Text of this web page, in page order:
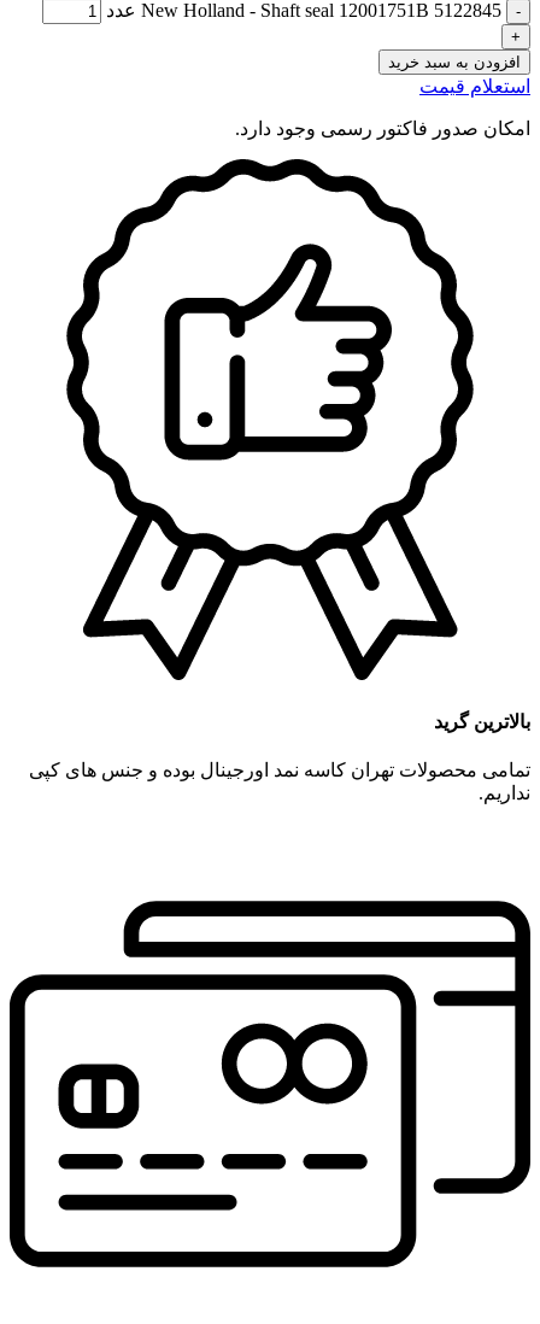
5122845 New Holland - Shaft seal 12001751B عدد
افزودن به سبد خرید
استعلام قیمت
امکان صدور فاکتور رسمی وجود دارد.
بالاترین گرید
تمامی محصولات تهران کاسه نمد اورجینال بوده و جنس های کپی
نداریم.